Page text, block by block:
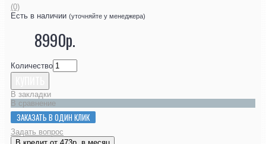
(0)
Есть в наличии (уточняйте у менеджера)
8990р.
Количество
В закладки
В сравнение
ЗАКАЗАТЬ В ОДИН КЛИК
Задать вопрос